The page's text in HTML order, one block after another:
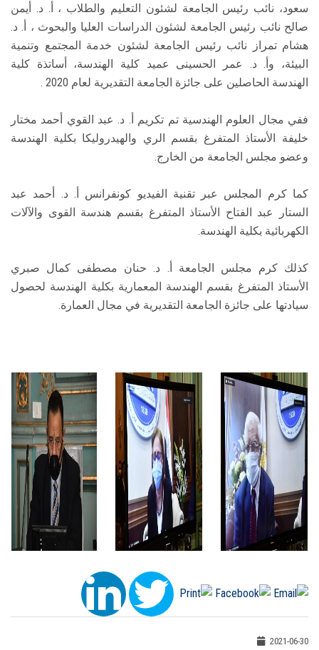
سعود، نائب رئيس الجامعة لشئون التعليم والطلاب ، أ. د. أيمن
صالح نائب رئيس الجامعة لشئون الدراسات العليا والبحوث ، أ. د.
هشام تمراز نائب رئيس الجامعة لشئون خدمة المجتمع وتنمية
البيئة، وأ. د. عمر الحسينى عميد كلية الهندسة، أساتذة كلية
الهندسة الحاصلين على جائزة الجامعة التقديرية لعام 2020 .
ففي مجال العلوم الهندسية تم تكريم أ. د. عبد القوي أحمد مختار
خليفة الأستاذ المتفرغ بقسم الري والهيدروليكا بكلية الهندسة
وعضو مجلس الجامعة من الخارج.
كما كرم المجلس عبر تقنية الفيديو كونفرانس أ. د. أحمد عبد
الستار عبد الفتاح الأستاذ المتفرغ بقسم هندسة القوى والآلات
الكهربائية بكلية الهندسة.
كذلك كرم مجلس الجامعة أ. د. حنان مصطفى كمال صبري
الأستاذ المتفرغ بقسم الهندسة المعمارية بكلية الهندسة لحصول
سيادتها على جائزة الجامعة التقديرية في مجال العمارة.
2021-06-30